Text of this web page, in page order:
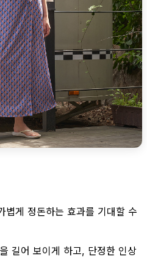
볍게 정돈하는 효과를 기대할 수
길어 보이게 하고, 단정한 인상